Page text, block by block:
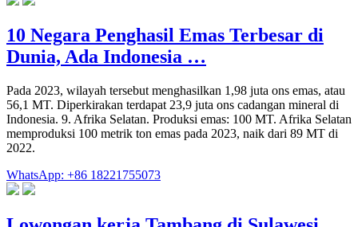
10 Negara Penghasil Emas Terbesar di
Dunia, Ada Indonesia …
Pada 2023, wilayah tersebut menghasilkan 1,98 juta ons emas, atau
56,1 MT. Diperkirakan terdapat 23,9 juta ons cadangan mineral di
Indonesia. 9. Afrika Selatan. Produksi emas: 100 MT. Afrika Selatan
memproduksi 100 metrik ton emas pada 2023, naik dari 89 MT di
2022.
WhatsApp: +86 18221755073